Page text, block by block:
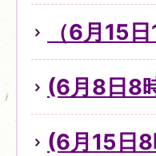
（6月15
(6月8日8
(6月15日